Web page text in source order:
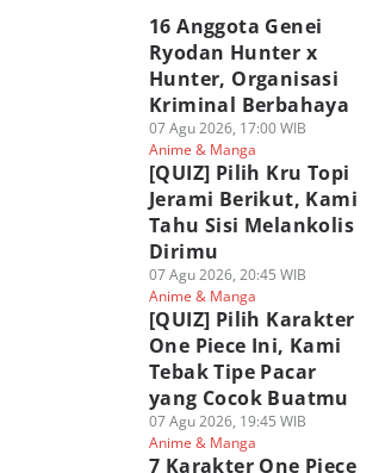
16 Anggota Genei
Ryodan Hunter x
Hunter, Organisasi
Kriminal Berbahaya
07 Agu 2026, 17:00 WIB
Anime & Manga
[QUIZ] Pilih Kru Topi
Jerami Berikut, Kami
Tahu Sisi Melankolis
Dirimu
07 Agu 2026, 20:45 WIB
Anime & Manga
[QUIZ] Pilih Karakter
One Piece Ini, Kami
Tebak Tipe Pacar
yang Cocok Buatmu
07 Agu 2026, 19:45 WIB
Anime & Manga
7 Karakter One Piece